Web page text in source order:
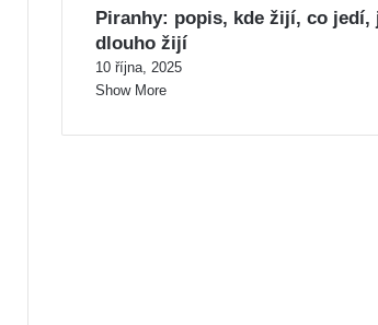
Piranhy: popis, kde žijí, co jedí,
dlouho žijí
10 října, 2025
Show More